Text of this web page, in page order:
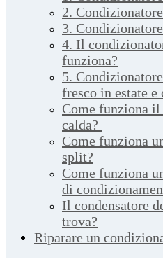
2.
3.
4. Il
funziona?
5.
fresco in estate
Come funziona
calda?
Come funziona
split?
Come funziona
di
Il condensatore
trova?
Riparare un